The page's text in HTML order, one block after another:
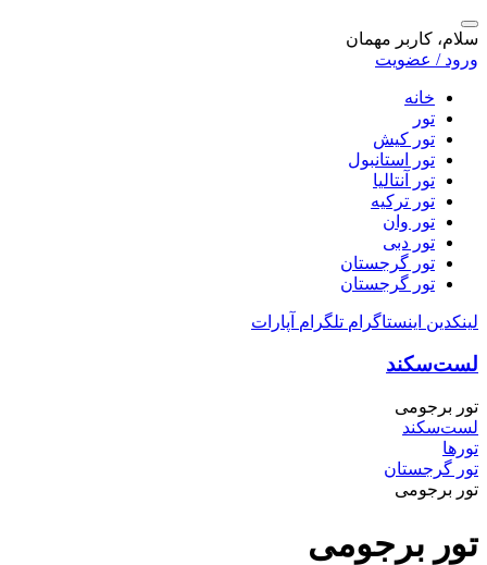
سلام، کاربر مهمان
ورود / عضویت
خانه
تور
تور کیش
تور استانبول
تور آنتالیا
تور ترکیه
تور وان
تور دبی
تور گرجستان
تور گرجستان
لینکدین اینستاگرام تلگرام آپارات
لست‌سکند
تور برجومی
لست‌سکند
تورها
تور گرجستان
تور برجومی
تور برجومی